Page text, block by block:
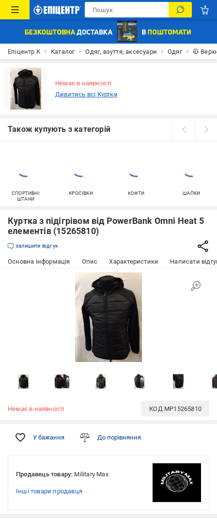
Епіцентр К Каталог Одяг, взуття, аксесуари Одяг 🧥
Немає в наявності
Дивитись всі Куртки
Також купують з категорій
СПОРТИВНІ
ШТАНИ
КРОСІВКИ КОФТИ ШАПКИ
Куртка з підігрівом від PowerBank Omni Heat 5
елементів (15265810)
залишити відгук
Основна інформація Опис Характеристики Написати
Немає в наявності КОД MP15265810
У бажання До порівняння
Продавець товару: Military Max
Інші товари продавця